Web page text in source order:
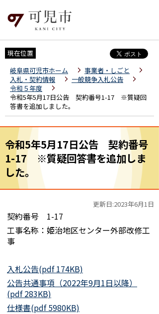
現在位置
岐阜県可児市ホーム
事業者・しごと
入札・契約情報
一般競争入札公告
令和５年度
令和5年5月17日公告 契約番号1-17 ※質疑回
答書を追加しました。
令和5年5月17日公告 契約番号
1-17 ※質疑回答書を追加しま
した。
更新日:2023年6月1日
契約番号 1-17
工事名称：姫治地区センター外部改修工
事
入札公告(pdf 174KB)
公告共通事項（2022年9月1日以降）
(pdf 283KB)
仕様書(pdf 5980KB)